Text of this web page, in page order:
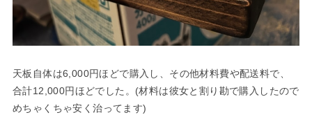
天板自体は6,000円ほどで購入し、その他材料費や配送料で、
合計12,000円ほどでした。(材料は彼女と割り勘で購入したので
めちゃくちゃ安く治ってます)